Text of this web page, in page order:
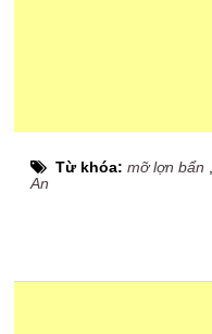
Từ khóa:mỡ lợn bẩn
An